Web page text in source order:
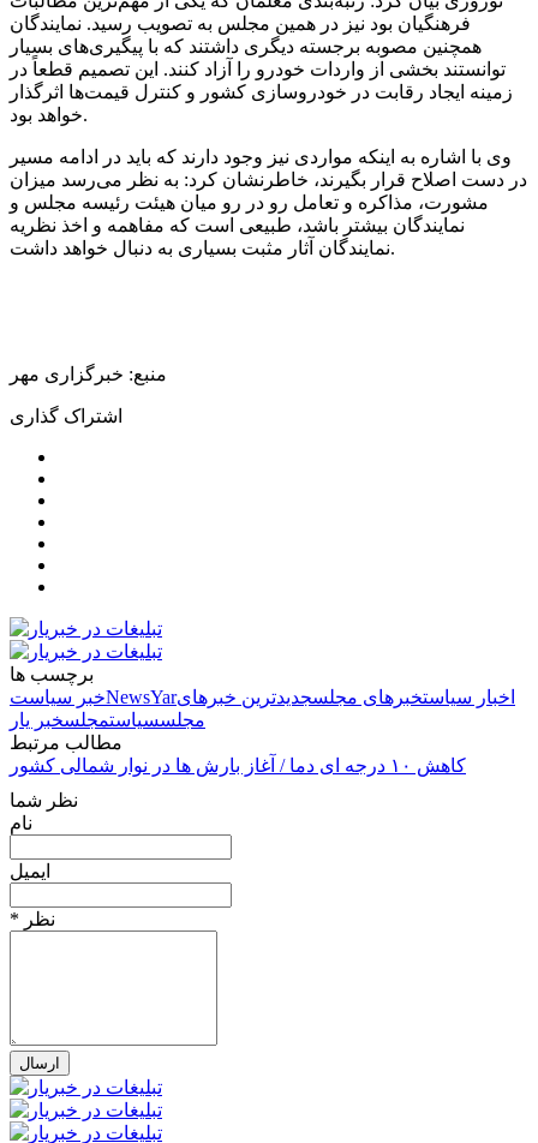
فرهنگیان بود نیز در همین مجلس به تصویب رسید. نمایندگان
همچنین مصوبه برجسته دیگری داشتند که با پیگیری‌های بسیار
توانستند بخشی از واردات خودرو را آزاد کنند. این تصمیم قطعاً در
زمینه ایجاد رقابت در خودروسازی کشور و کنترل قیمت‌ها اثرگذار
خواهد بود.
وی با اشاره به اینکه مواردی نیز وجود دارند که باید در ادامه مسیر
در دست اصلاح قرار بگیرند، خاطرنشان کرد: به نظر می‌رسد میزان
مشورت، مذاکره و تعامل رو در رو میان هیئت رئیسه مجلس و
نمایندگان بیشتر باشد، طبیعی است که مفاهمه و اخذ نظریه
نمایندگان آثار مثبت بسیاری به دنبال خواهد داشت.
منبع: خبرگزاری مهر
اشتراک گذاری
برچسب ها
خبر سیاستNewsYar اخبار سیاستخبرهای مجلسجدیدترین خبرهای
مجلسسیاستمجلسخبر یار
مطالب مرتبط
کاهش ۱۰ درجه ای دما / آغاز بارش ها در نوار شمالی کشور
نظر شما
نام
ایمیل
* نظر